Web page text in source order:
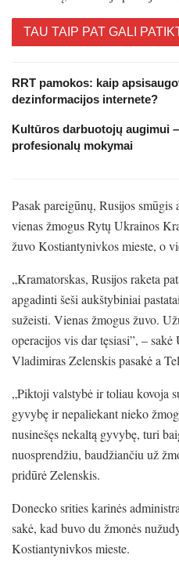
TAU TAIP PAT GALI
RRT pamokos: kaip
dezinformacijos internete?
Kultūros darbuotojų augimui
profesionalų mokymai
Pasak pareigūnų, Rusijos smūgis
vienas žmogus Rytų Ukrainos
žuvo Kostiantynivkos mieste, o
„Kramatorskas, Rusijos raketa
apgadinti šeši aukštybiniai
sužeisti. Vienas žmogus žuvo.
operacijos vis dar tęsiasi”, –
Vladimiras Zelenskis pasakė a
„Piktoji valstybė ir toliau kovoja
gyvybę ir nepaliekant nieko
nusinešęs nekaltą gyvybę, turi
nuosprendžiu, baudžiančiu už
pridūrė Zelenskis.
Donecko srities karinės
sakė, kad buvo du žmonės
Kostiantynivkos mieste.